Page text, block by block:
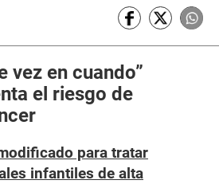
vez en cuando”
el riesgo de
para tratar
infantiles de alta